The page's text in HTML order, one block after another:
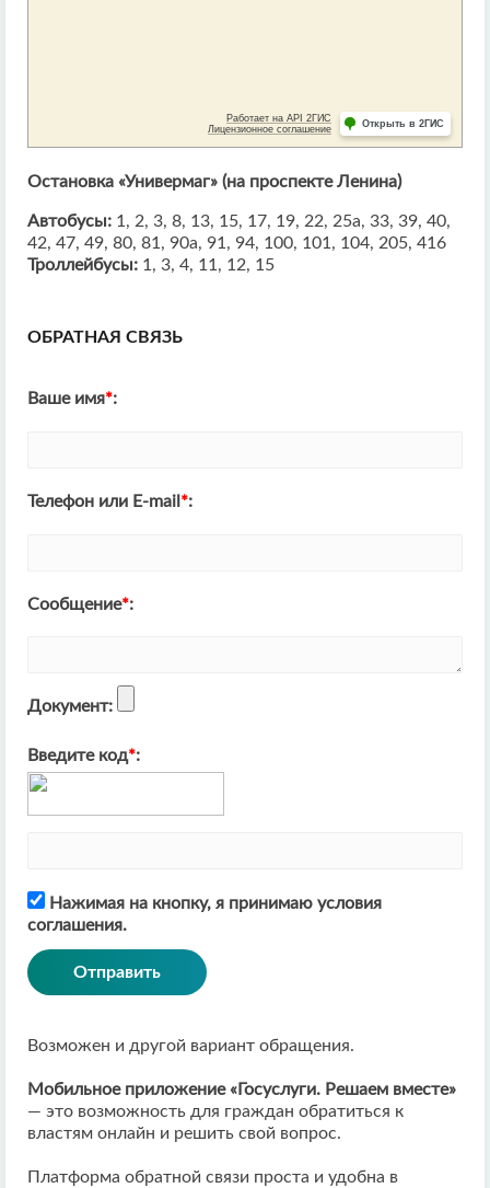
Остановка «Универмаг» (на проспекте Ленина)
Автобусы: 1, 2, 3, 8, 13, 15, 17, 19, 22, 25а, 33, 39, 40,
42, 47, 49, 80, 81, 90а, 91, 94, 100, 101, 104, 205, 416
Троллейбусы: 1, 3, 4, 11, 12, 15
ОБРАТНАЯ СВЯЗЬ
Ваше имя*:
Телефон или E-mail *:
Сообщение*:
Документ:
Введите код*:
Нажимая на кнопку, я принимаю условия
соглашения.
Возможен и другой вариант обращения.
Мобильное приложение «Госуслуги. Решаем вместе»
— это возможность для граждан обратиться к
властям онлайн и решить свой вопрос.
Платформа обратной связи проста и удобна в